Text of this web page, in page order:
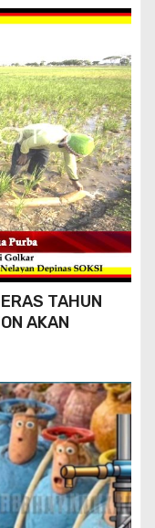
TAHUN
AKAN